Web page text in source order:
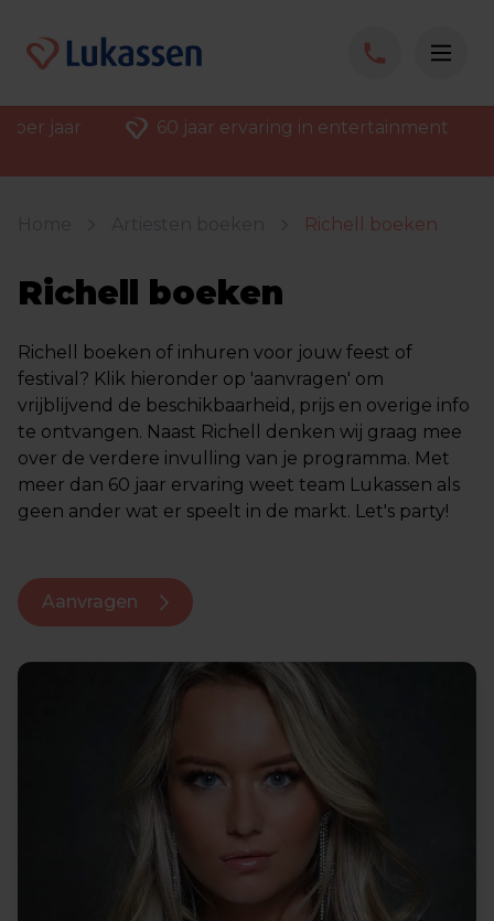
per jaar 60 jaar ervaring in entertainment
Richell boeken
Richell boeken
Richell boeken of inhuren voor jouw feest of
festival? Klik hieronder op 'aanvragen' om
vrijblijvend de beschikbaarheid, prijs en overige info
te ontvangen. Naast Richell denken wij graag mee
over de verdere invulling van je programma. Met
meer dan 60 jaar ervaring weet team Lukassen als
geen ander wat er speelt in de markt. Let's party!
Aanvragen